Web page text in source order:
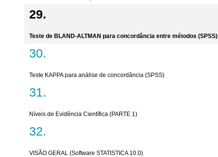
Teste de BLAND-ALTMAN para concordância entre métodos (SPSS)
Teste KAPPA para análise de concordância (SPSS)
Níveis de Evidência Científica (PARTE 1)
VISÃO GERAL (Software STATISTICA 10.0)